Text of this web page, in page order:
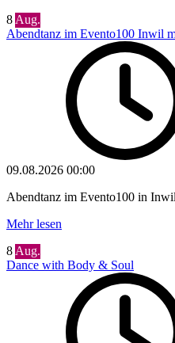
8 Aug.
Abendtanz im Evento100 Inwil
09.08.2026 00:00
Abendtanz im Evento100 in
Mehr lesen
8 Aug.
Dance with Body & Soul